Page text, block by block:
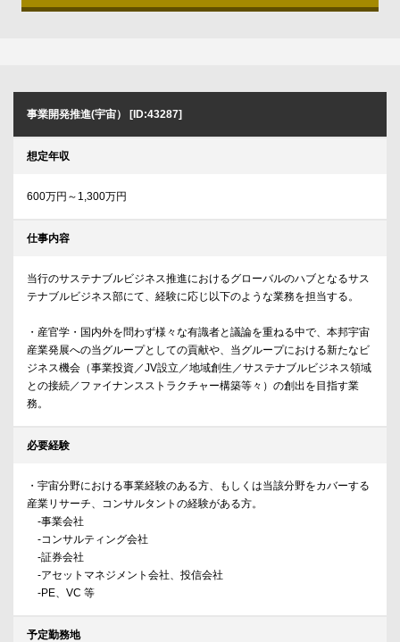
事業開発推進(宇宙） [ID:43287]
想定年収
600万円～1,300万円
仕事内容
当行のサステナブルビジネス推進におけるグローバルのハブとなるサス
テナブルビジネス部にて、経験に応じ以下のような業務を担当する。
・産官学・国内外を問わず様々な有識者と議論を重ねる中で、本邦宇宙
産業発展への当グループとしての貢献や、当グループにおける新たなビ
ジネス機会（事業投資／JV設立／地域創生／サステナブルビジネス領域
との接続／ファイナンスストラクチャー構築等々）の創出を目指す業
務。
必要経験
・宇宙分野における事業経験のある方、もしくは当該分野をカバーする
産業リサーチ、コンサルタントの経験がある方。
-事業会社
-コンサルティング会社
-証券会社
-アセットマネジメント会社、投信会社
-PE、VC 等
予定勤務地